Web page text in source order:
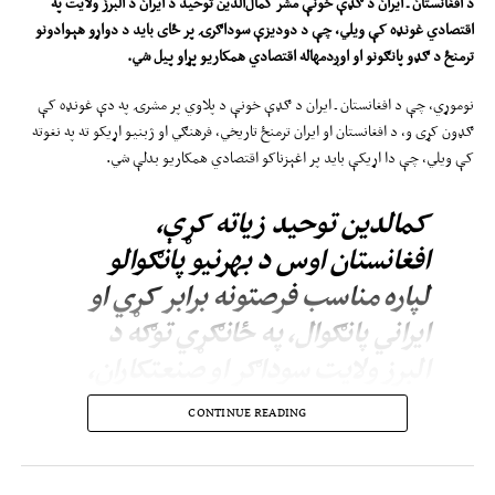
اقتصادي غونډه کې ویلي، چې د دودیزې سوداګرۍ پر ځای باید د دواړو هېوادونو
ترمنځ د ګډو پانګونو او اوږدمهاله اقتصادي همکاریو پړاو پیل شي.
نوموړي، چې د افغانستان ـ ایران د ګډې خونې د پلاوي پر مشرۍ په دې غونډه کې
ګډون کړی و، د افغانستان او ایران ترمنځ تاریخي، فرهنګي او ژبنیو اړیکو ته په نغوته
کې ویلي، چې دا اړیکې باید پر اغېزناکو اقتصادي همکاریو بدلې شي.
کمالدین توحید زیاته کړې،
افغانستان اوس د بهرنیو پانګوالو
لپاره مناسب فرصتونه برابر کړي او
ایراني پانګوال، په ځانګړي توګه د
کولی شي د ګډو پروژو او سترو
اقتصادي طرحو له فرصتونو ګټه
واخلي.
CONTINUE READING